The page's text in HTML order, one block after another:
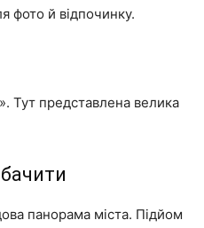
фото й відпочинку.
Тут представлена велика
панорама міста. Підйом